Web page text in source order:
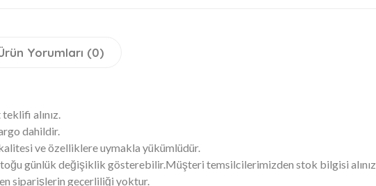
Yorumları (0)
alınız.
dahildir.
ve özelliklere uymakla yükümlüdür.
günlük değişiklik gösterebilir.Müşteri temsilcilerimizden stok bilgisi alınız.
siparişlerin geçerliliği yoktur.